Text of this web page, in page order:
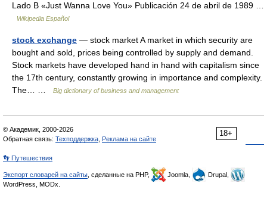
Lado B «Just Wanna Love You» Publicación 24 de abril de 1989 …
Wikipedia Español
stock exchange — stock market A market in which security are
bought and sold, prices being controlled by supply and demand.
Stock markets have developed hand in hand with capitalism since
the 17th century, constantly growing in importance and complexity.
The… …
Big dictionary of business and management
18+
© Академик, 2000-2026
Обратная связь: Техподдержка Реклама на сайте
👣 Путешествия
Экспорт словарей на сайты , сделанные на PHP, Joomla,
Drupal,
WordPress, MODx.